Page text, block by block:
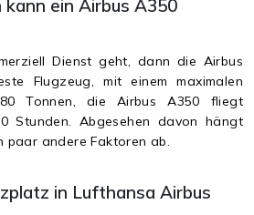
ein Airbus A350
Dienst geht, dann die Airbus
Flugzeug, mit einem maximalen
Tonnen, die Airbus A350 fliegt
Stunden. Abgesehen davon hängt
paar andere Faktoren ab.
in Lufthansa Airbus